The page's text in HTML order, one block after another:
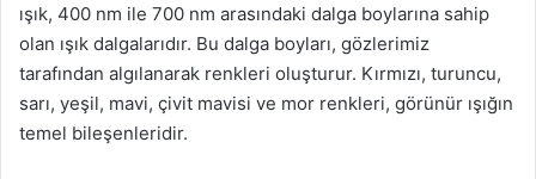
ışık, 400 nm ile 700 nm arasındaki dalga boylarına sahip
olan ışık dalgalarıdır. Bu dalga boyları, gözlerimiz
tarafından algılanarak renkleri oluşturur. Kırmızı, turuncu,
sarı, yeşil, mavi, çivit mavisi ve mor renkleri, görünür ışığın
temel bileşenleridir.